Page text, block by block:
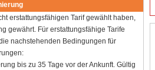
erstattungsfähigen Tarif gewählt haben,
gewährt. Für erstattungsfähige Tarife
nachstehenden Bedingungen für
bis zu 35 Tage vor der Ankunft. Gültig